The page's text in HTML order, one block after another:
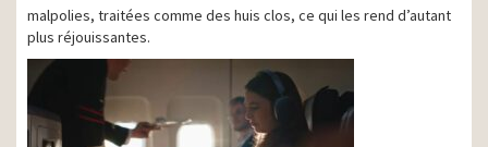
malpolies, traitées comme des huis clos, ce qui les rend d’autant
plus réjouissantes.